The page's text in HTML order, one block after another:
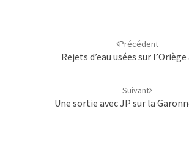
Précédent
Rejets d’eau usées sur
Suivant
Une sortie avec JP sur la